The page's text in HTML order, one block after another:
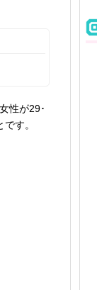
性が29･
す。